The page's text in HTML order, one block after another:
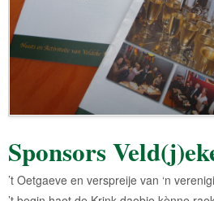
Sponsors
’t Oetgaeve en verspreije van ‘n